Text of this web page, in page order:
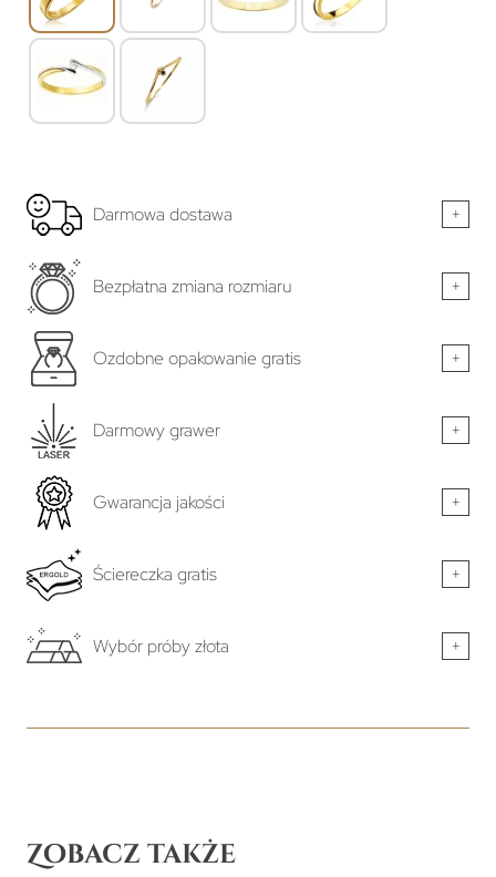
Darmowa dostawa +
Bezpłatna zmiana rozmiaru +
Ozdobne opakowanie gratis +
Darmowy grawer +
Gwarancja jakości +
Ściereczka gratis +
Wybór próby złota +
Zobacz także